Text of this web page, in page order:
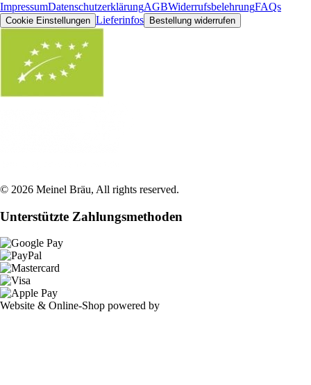
ImpressumDatenschutzerklärungAGBWiderrufsbelehrungFAQs
Cookie Einstellungen Lieferinfos Bestellung widerrufen
© 2026 Meinel Bräu, All rights reserved.
Unterstützte Zahlungsmethoden
Website & Online-Shop powered by